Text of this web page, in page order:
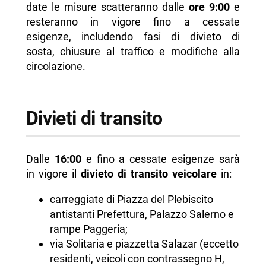
date le misure scatteranno dalleore 9:00 e
resteranno in vigore fino a cessate
esigenze, includendo fasi di divieto di
sosta, chiusure al traffico e modifiche alla
circolazione.
Divieti di transito
Dalle 16:00e fino a cessate esigenze sarà
in vigore il divieto di transito veicolarein:
carreggiate di Piazza del Plebiscito
antistanti Prefettura, Palazzo Salerno e
rampe Paggeria;
via Solitaria e piazzetta Salazar (eccetto
residenti, veicoli con contrassegno H,